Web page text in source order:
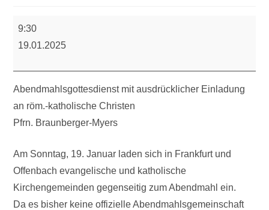
9:30
19.01.2025
Abendmahlsgottesdienst mit ausdrücklicher Einladung
an röm.-katholische Christen
Pfrn. Braunberger-Myers
Am Sonntag, 19. Januar laden sich in Frankfurt und
Offenbach evangelische und katholische
Kirchengemeinden gegenseitig zum Abendmahl ein.
Da es bisher keine offizielle Abendmahlsgemeinschaft